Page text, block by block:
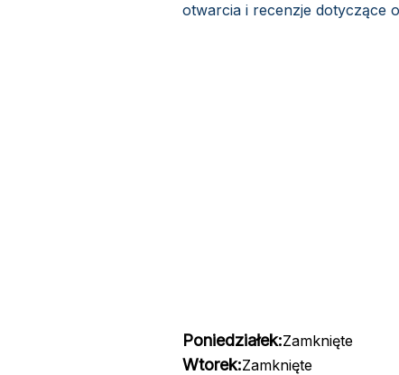
otwarcia i recenzje dotyczące
Poniedziałek:Zamknięte
Wtorek:Zamknięte